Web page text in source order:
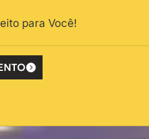
para Você!